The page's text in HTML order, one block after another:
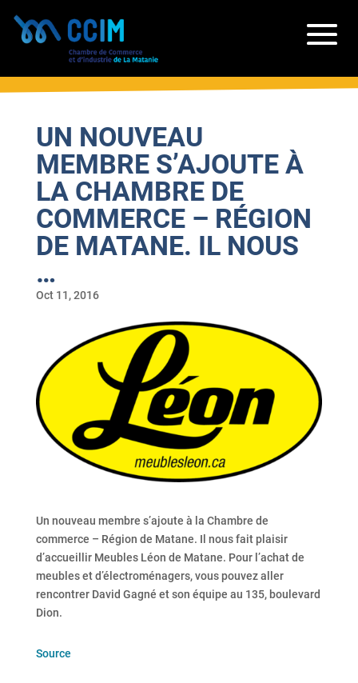
UN NOUVEAU
MEMBRE S’AJOUTE À
LA CHAMBRE DE
COMMERCE – RÉGION
DE MATANE. IL NOUS
…
Oct 11, 2016
Un nouveau membre s’ajoute à la Chambre de
commerce – Région de Matane. Il nous fait plaisir
d’accueillir Meubles Léon de Matane. Pour l’achat de
meubles et d’électroménagers, vous pouvez aller
rencontrer David Gagné et son équipe au 135, boulevard
Dion.
Source